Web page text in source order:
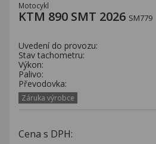
Motocykl
KTM 890 SMT 2026 SM779
Uvedení do provozu:
Stav tachometru:
Výkon:
Palivo:
Převodovka:
Záruka výrobce
Cena s DPH: